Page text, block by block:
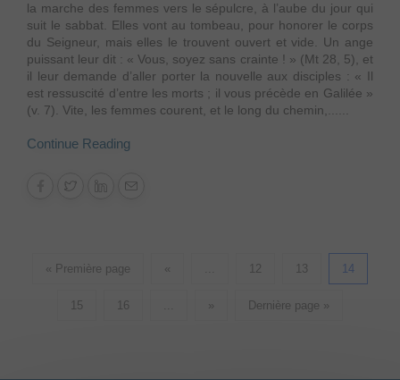
la marche des femmes vers le sépulcre, à l’aube du jour qui
suit le sabbat. Elles vont au tombeau, pour honorer le corps
du Seigneur, mais elles le trouvent ouvert et vide. Un ange
puissant leur dit : « Vous, soyez sans crainte ! » (Mt 28, 5), et
il leur demande d’aller porter la nouvelle aux disciples : « Il
est ressuscité d’entre les morts ; il vous précède en Galilée »
(v. 7). Vite, les femmes courent, et le long du chemin,......
Continue Reading
« Première page « ... 12 13 14
15 16 ... » Dernière page »